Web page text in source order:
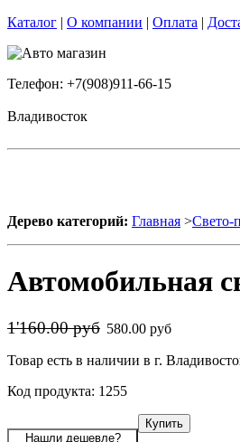
Каталог | О компании | Оплата |
Телефон: +7(908)911-66-15
Владивосток
Дерево категорий: Главная >Свето-
Автомобильная
1'160.00 руб 580.00 руб
Товар есть в наличии в г.
Код продукта: 1255